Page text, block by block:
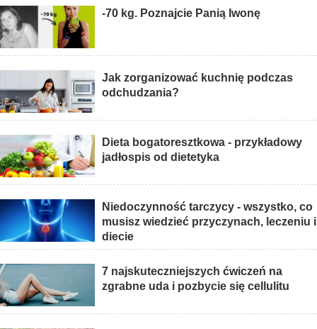
-70 kg. Poznajcie Panią Iwonę
Jak zorganizować kuchnię podczas
odchudzania?
Dieta bogatoresztkowa - przykładowy
jadłospis od dietetyka
Niedoczynność tarczycy - wszystko, co
musisz wiedzieć przyczynach, leczeniu i
diecie
7 najskuteczniejszych ćwiczeń na
zgrabne uda i pozbycie się cellulitu